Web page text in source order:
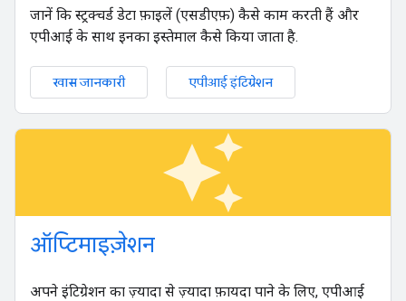
जानें कि स्ट्रक्चर्ड डेटा फ़ाइलें (एसडीएफ़) कैसे काम करती हैं और
एपीआई के साथ इनका इस्तेमाल कैसे किया जाता है.
खास जानकारी एपीआई इंटिग्रेशन
auto_awesome
ऑप्टिमाइज़ेशन
अपने इंटिग्रेशन का ज़्यादा से ज़्यादा फ़ायदा पाने के लिए, एपीआई